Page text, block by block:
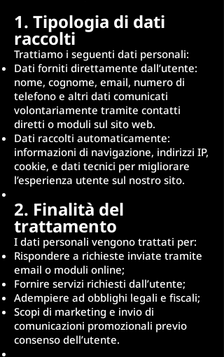
1. Tipologia di dati
raccolti
Trattiamo i seguenti dati personali:
Dati forniti direttamente dall’utente:
nome, cognome, email, numero di
telefono e altri dati comunicati
volontariamente tramite contatti
diretti o moduli sul sito web.
Dati raccolti automaticamente:
informazioni di navigazione, indirizzi IP,
cookie, e dati tecnici per migliorare
l’esperienza utente sul nostro sito.
2. Finalità del
trattamento
I dati personali vengono trattati per:
Rispondere a richieste inviate tramite
email o moduli online;
Fornire servizi richiesti dall’utente;
Adempiere ad obblighi legali e fiscali;
Scopi di marketing e invio di
comunicazioni promozionali previo
consenso dell’utente.